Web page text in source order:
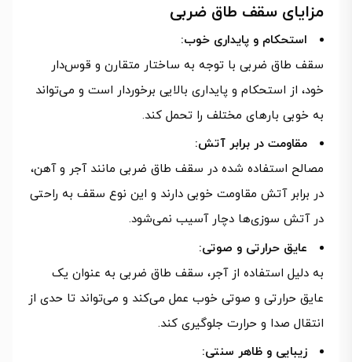
مزایای سقف طاق ضربی
استحکام و پایداری خوب:
سقف طاق ضربی با توجه به ساختار متقارن و قوس‌دار
خود، از استحکام و پایداری بالایی برخوردار است و می‌تواند
به خوبی بارهای مختلف را تحمل کند.
مقاومت در برابر آتش:
مصالح استفاده شده در سقف طاق ضربی مانند آجر و آهن،
در برابر آتش مقاومت خوبی دارند و این نوع سقف به راحتی
در آتش سوزی‌ها دچار آسیب نمی‌شود.
عایق حرارتی و صوتی:
به دلیل استفاده از آجر، سقف طاق ضربی به عنوان یک
عایق حرارتی و صوتی خوب عمل می‌کند و می‌تواند تا حدی از
انتقال صدا و حرارت جلوگیری کند.
زیبایی و ظاهر سنتی: